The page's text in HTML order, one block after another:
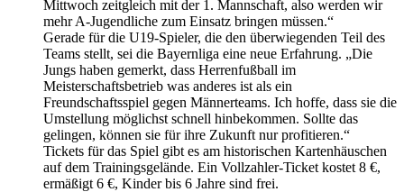
Mittwoch zeitgleich mit der 1. Mannschaft, also werden wir
mehr A-Jugendliche zum Einsatz bringen müssen.“
Gerade für die U19-Spieler, die den überwiegenden Teil des
Teams stellt, sei die Bayernliga eine neue Erfahrung. „Die
Jungs haben gemerkt, dass Herrenfußball im
Meisterschaftsbetrieb was anderes ist als ein
Freundschaftsspiel gegen Männerteams. Ich hoffe, dass sie die
Umstellung möglichst schnell hinbekommen. Sollte das
gelingen, können sie für ihre Zukunft nur profitieren.“
Tickets für das Spiel gibt es am historischen Kartenhäuschen
auf dem Trainingsgelände. Ein Vollzahler-Ticket kostet 8 €,
ermäßigt 6 €, Kinder bis 6 Jahre sind frei.